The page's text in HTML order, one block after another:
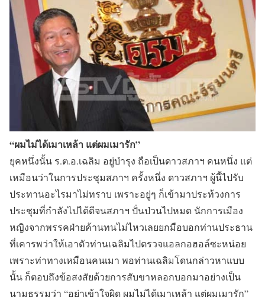
“ผมไม่ได้เมาเหล้า แต่ผมเมารัก”
ยุคหนึ่งนั้น ร.ต.อ.เฉลิม อยู่บำรุง ถือเป็นดาวสภาฯ คนหนึ่ง แต่
เหมือนว่าในการประชุมสภาฯ ครั้งหนึ่ง ดาวสภาฯ ผู้นี้ไปรับ
ประทานอะไรมาไม่ทราบ เพราะอยู่ๆ ก็เข้ามาประท้วงการ
ประชุมที่กำลังไปได้ดีจนสภาฯ ปั่นป่วนไปหมด นักการเมือง
หญิงจากพรรคฝ่ายค้านทนไม่ไหวเลยยกมือบอกท่านประธาน
ที่เคารพว่าให้เอาตัวท่านเฉลิมไปตรวจแอลกอฮอล์ซะหน่อย
เพราะท่าทางเหมือนคนเมา พอท่านเฉลิมโดนกล่าวหาแบบ
นั้น ก็ตอบถึงข้อสงสัยด้วยการสับขาหลอกบอกมาอย่างเป็น
นามธรรมว่า “อย่าเข้าใจผิด ผมไม่ได้เมาเหล้า แต่ผมเมารัก”